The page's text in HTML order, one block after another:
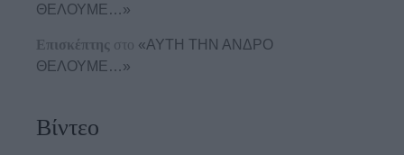
ΘΕΛΟΥΜΕ…»
Επισκέπτης στο «ΑΥΤΗ ΤΗΝ ΑΝΔΡΟ
ΘΕΛΟΥΜΕ…»
Βίντεο